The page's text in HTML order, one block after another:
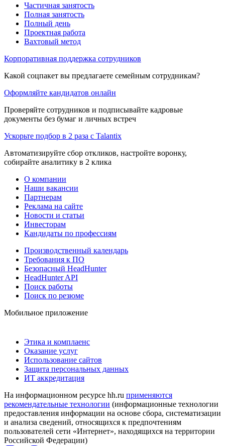
Частичная занятость
Полная занятость
Полный день
Проектная работа
Вахтовый метод
Корпоративная поддержка сотрудников
Какой соцпакет вы предлагаете семейным сотрудникам?
Оформляйте кандидатов онлайн
Проверяйте сотрудников и подписывайте кадровые
документы без бумаг и личных встреч
Ускорьте подбор в 2 раза с Talantix
Автоматизируйте сбор откликов, настройте воронку,
собирайте аналитику в 2 клика
О компании
Наши вакансии
Партнерам
Реклама на сайте
Новости и статьи
Инвесторам
Кандидаты по профессиям
Производственный календарь
Требования к ПО
Безопасный HeadHunter
HeadHunter API
Поиск работы
Поиск по резюме
Мобильное приложение
Этика и комплаенс
Оказание услуг
Использование сайтов
Защита персональных данных
ИТ аккредитация
На информационном ресурсе hh.ru применяются
рекомендательные технологии (информационные технологии
предоставления информации на основе сбора, систематизации
и анализа сведений, относящихся к предпочтениям
пользователей сети «Интернет», находящихся на территории
Российской Федерации)